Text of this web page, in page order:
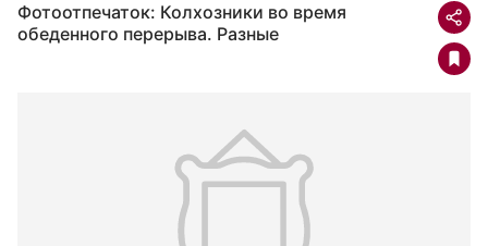
Фотоотпечаток: Колхозники во время
обеденного перерыва. Разные